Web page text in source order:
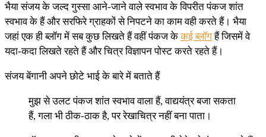
भैया संजय के जल्द गुस्सा आने-जाने वाले स्वभाव के विपरीत पंकज शांत
स्वभाव के हैं और सरफिरे ग्राहकों से निपटने का काम वही करते हैं। भैया
जहां एक ही ब्लॉग में सब कुछ लिखते हैं वहीं पंकज केकई ब्लॉगहैं जिसमें वे
यदा-कदा लिखते रहते हैं और चित्र विज्ञापन पोस्ट करते रहते हैं।
संजय बेंगानी अपने छोटे भाई के बारे में बताते हैं
मुझ से उलट पंकज शांत स्वभाव वाला हैं, वाद्ययंत्र बजा सकता
हैं, गला भी ठीक-ठाक है, पर रेखाचित्र नहीं बना पाता।